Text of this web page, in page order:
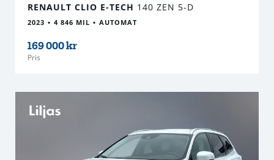
RENAULT CLIO E-TECH 140 ZEN 5-D
2023 4 846 MIL AUTOMAT
169 000 kr
Pris